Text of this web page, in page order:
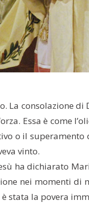
La consolazione
Essa è come
o il superamento
vinto.
ha dichiarato
nei momenti di
stata la povera